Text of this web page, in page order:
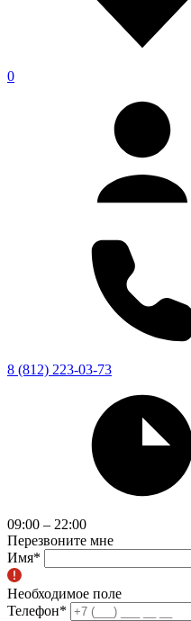
0
8 (812) 223-03-73
09:00 – 22:00
Перезвоните мне
Имя*
Необходимое поле
Телефон*